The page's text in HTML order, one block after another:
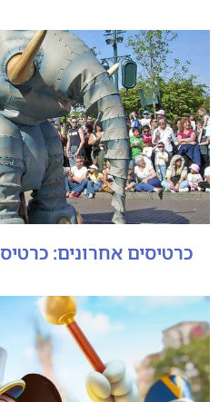
כרטיסים אחרונים: כרטיס 2 פארקים ביום אחד